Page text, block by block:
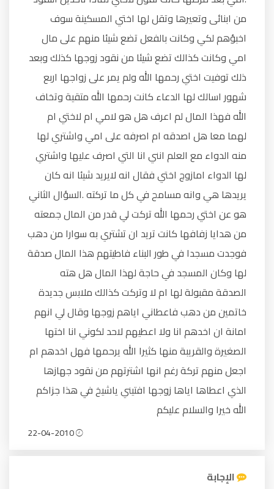
من ابنائى وتعيرها وتقل لها اختي المسكينة سوف
اخبؤهم لكي وكانت بالفعل تضع شيئا منهم على مال
امي وكانت كذالك تضع شيئا من نقود زوجها كذلك وبعد
ذلك توفيت اختي رحمها الله ولم يمر على زواجها اربع
شهور اسالك لها الدعاء كانت رحمها الله متقية وتخاف
الله فهذا المال لم اعرف هل هو لامي ام لاختي ام
لهما معا هل اصدقه ام اصرفه على امي واشتري لها
منه الدواء مع العلم انني انا التي اصرف عليها واشتري
لها الدواء امازوج اختي فقال انه لايريد شيئا انه كان
يريدها هي وانه مسامح في كل ما تركته .السؤال الثاني
هو عن اختي رحمها الله تركت لي قدر من المال جمعته
من هدايا زفافها كانت تريد ان تشتري به سوارا من دهب
فوجدت مسجدا في طور البناء فاطيتهم هذا المال صدقة
لها وكان المسجد في حاجة لهذا المال هل هته
الصدقة مقبولة لها ام لا وتركت كذالك ملابس جديدة
خاتمين من دهب فاعطاني اياهم زوجها وقال لي انهم
امانة ان اخدهم انا ولا اعطيهم لاحد لكوني انا اختها
الصغيرة والقريبة منها كثيرا الله يرحمها فهل اخدهم ام
اجعل منهم تركة رغم انها اشترتهم من نقود جهازها
الذي اعطاها اياها زوجها افتيني ياشيخ في هذا جزاكم
الله خيرا والسلام عليكم
الإجابة